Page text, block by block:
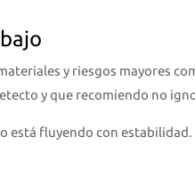
y riesgos mayores
y que recomiendo no
está fluyendo con estabilidad.